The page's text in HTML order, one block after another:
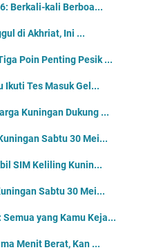
Berkali-kali Berboa...
di Akhriat, Ini ...
Poin Penting Pesik ...
Ikuti Tes Masuk Gel...
Kuningan Dukung ...
Sabtu 30 Mei...
SIM Keliling Kunin...
Sabtu 30 Mei...
yang Kamu Keja...
Menit Berat, Kan ...